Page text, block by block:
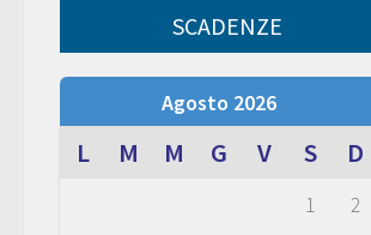
SCADENZE
Agosto 2026
L M M G V S D
1
2